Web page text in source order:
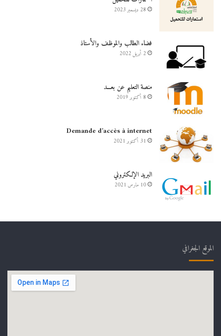
28 ديسمبر 2023
فضاء الطالب والموظف والأستاذ
2 أبريل 2022
منصة التعليم عن بعـــد
8 أكتوبر 2019
Demande d’accès à internet
31 أكتوبر 2021
البريد الإلكتروني
10 مارس 2021
الموقع الجغرافي